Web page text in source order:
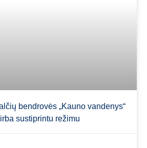
bendrovės „Kauno vandenys“
sustiprintu režimu